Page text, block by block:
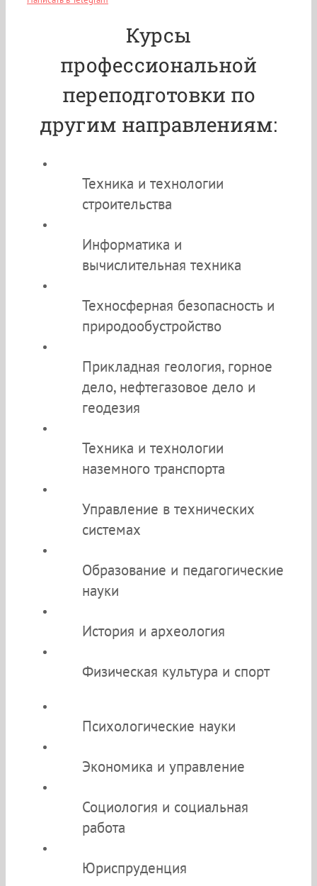
Курсы
профессиональной
переподготовки по
другим направлениям:
Техника и технологии
строительства
Информатика и
вычислительная техника
Техносферная безопасность и
природообустройство
Прикладная геология, горное
дело, нефтегазовое дело и
геодезия
Техника и технологии
наземного транспорта
Управление в технических
системах
Образование и педагогические
науки
История и археология
Физическая культура и спорт
Психологические науки
Экономика и управление
Социология и социальная
работа
Юриспруденция